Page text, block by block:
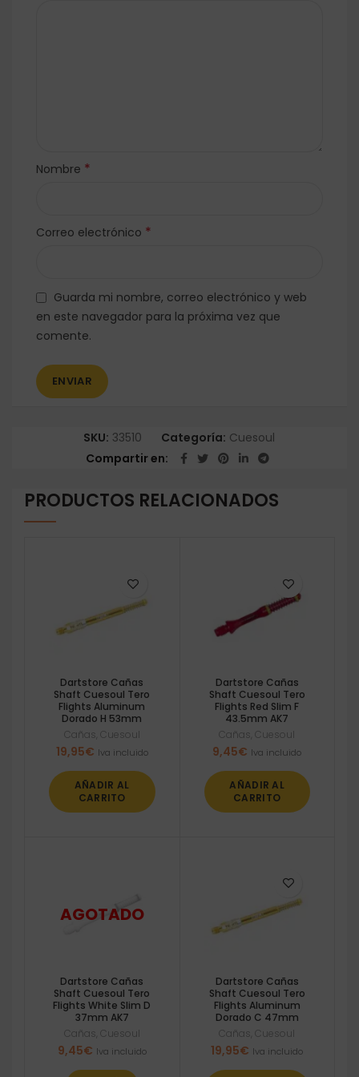
Nombre *
Correo electrónico *
Guarda mi nombre, correo electrónico y web
en este navegador para la próxima vez que
comente.
SKU: 33510 Categoría: Cuesoul
Compartir en
PRODUCTOS RELACIONADOS
Dartstore Cañas
Shaft Cuesoul Tero
Flights Aluminum
Dorado H 53mm
Cañas Cuesoul
19,95€ Iva incluido
AÑADIR AL
CARRITO
Dartstore Cañas
Shaft Cuesoul Tero
Flights Red Slim F
43.5mm AK7
Cañas ,Cuesoul
9,45€ Iva incluido
AÑADIR AL
CARRITO
Dartstore Cañas
Shaft Cuesoul Tero
Flights White Slim D
37mm AK7
Cañas Cuesoul
9,45€ Iva incluido
Dartstore Cañas
Shaft Cuesoul Tero
Flights Aluminum
Dorado C 47mm
Cañas ,Cuesoul
19,95€ Iva incluido